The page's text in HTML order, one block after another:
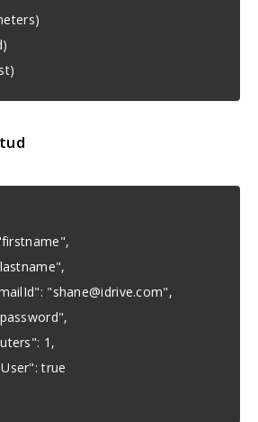
"shane@idrive.com",
1,
true